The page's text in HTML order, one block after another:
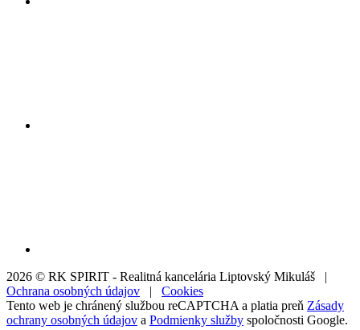
2026 © RK SPIRIT - Realitná kancelária Liptovský Mikuláš |
Ochrana osobných údajov | Cookies
Tento web je chránený službou reCAPTCHA a platia preň Zásady
ochrany osobných údajov a Podmienky služby spoločnosti Google.